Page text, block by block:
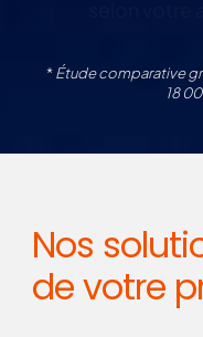
*Étude comparative
18
Nos
de votre